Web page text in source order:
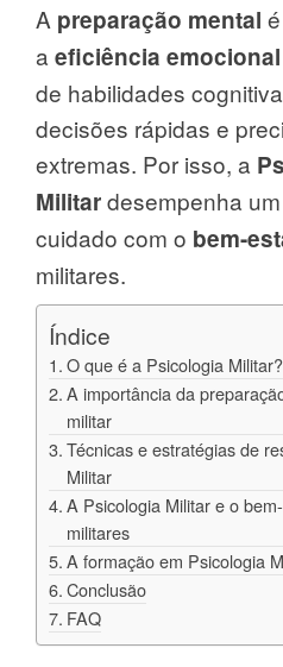
A preparação mental
a eficiência emocional
de habilidades
decisões rápidas e
extremas. Por isso, a
Militardesempenha
cuidado com o bem-
militares.
Índice
O que é a Psicologia Militar?
A importância da
militar
Técnicas e estratégias de
Militar
A Psicologia Militar e o
militares
A formação em Psicologia
Conclusão
FAQ